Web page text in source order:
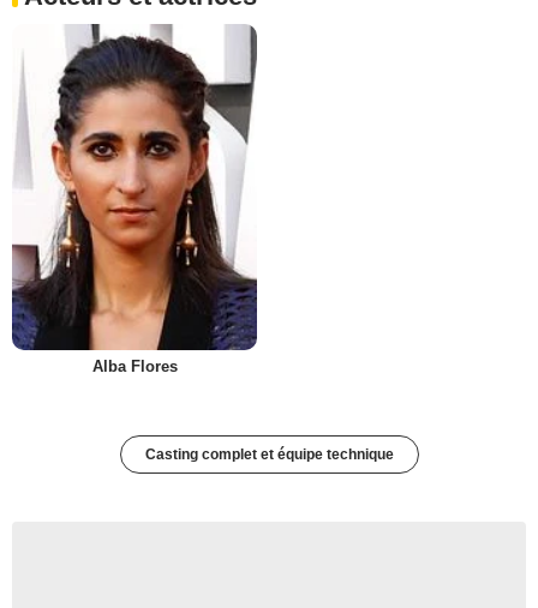
Alba Flores
Casting complet et équipe technique